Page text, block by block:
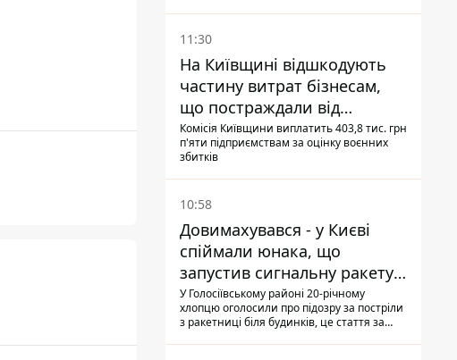
11:30
На Київщині відшкодують
частину витрат бізнесам,
що постраждали від
прильотів ракет
Комісія Київщини виплатить 403,8 тис. грн
п'яти підприємствам за оцінку воєнних
збитків
10:58
Довимахувався - у Києві
спіймали юнака, що
запустив сигнальну ракету,
аби потішити дівчат
У Голосіївському районі 20-річному
хлопцю оголосили про підозру за постріли
з ракетниці біля будинків, це стаття за